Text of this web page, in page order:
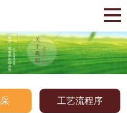
工艺流程序